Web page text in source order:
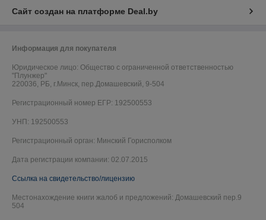
Сайт создан на платформе Deal.by
Информация для покупателя
Юридическое лицо: Общество с ограниченной ответственностью
"Плунжер"
220036, РБ, г.Минск, пер.Домашевский, 9-504
Регистрационный номер ЕГР: 192500553
УНП: 192500553
Регистрационный орган: Минский Горисполком
Дата регистрации компании: 02.07.2015
Ссылка на свидетельство/лицензию
Местонахождение книги жалоб и предложений: Домашевский пер.9
504